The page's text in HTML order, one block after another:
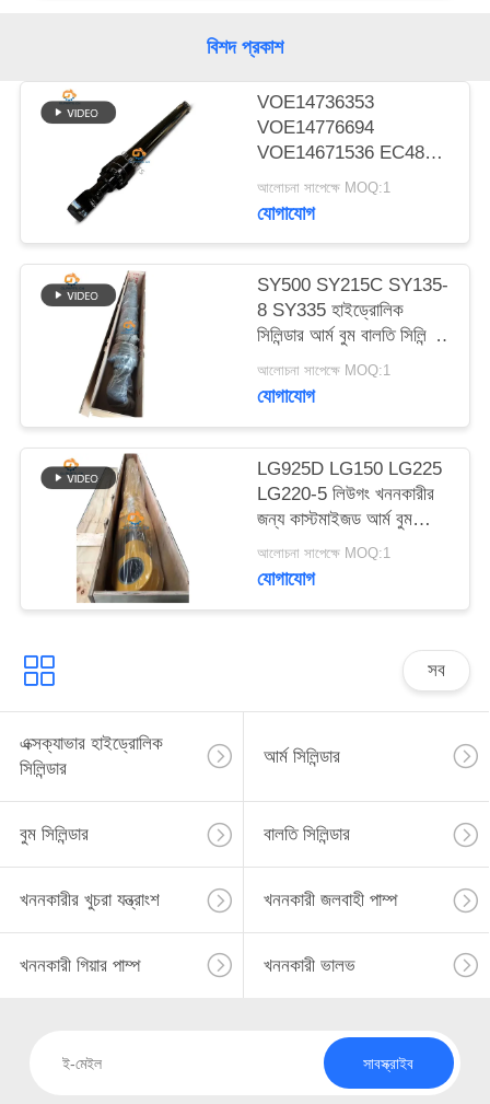
সাইট
গোপনীয়তা
নীতি
বিশদ প্রকাশ
VOE14736353
VOE14776694
VOE14671536 EC480D
EC480E EC750E এর
জন্য আর্ম বুম বকেট
আলোচনা সাপেক্ষে MOQ:1
যোগাযোগ
SY500 SY215C SY135-
8 SY335 হাইড্রোলিক
সিলিন্ডার আর্ম বুম বালতি সিলিন্ডার
খননকারীর উপর
আলোচনা সাপেক্ষে MOQ:1
যোগাযোগ
LG925D LG150 LG225
LG220-5 লিউগং খননকারীর
জন্য কাস্টমাইজড আর্ম বুম
বালতি হাইড্রোলিক সিলিন্ডার
আলোচনা সাপেক্ষে MOQ:1
যোগাযোগ
সব
এক্সক্যাভার হাইড্রোলিক
সিলিন্ডার
আর্ম সিলিন্ডার
বুম সিলিন্ডার বালতি সিলিন্ডার
খননকারীর খুচরা যন্ত্রাংশ খননকারী জলবাহী পাম্প
খননকারী গিয়ার পাম্প খননকারী ভালভ
সাবস্ক্রাইব